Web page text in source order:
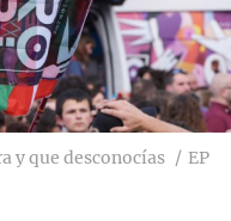
y que desconocías EP